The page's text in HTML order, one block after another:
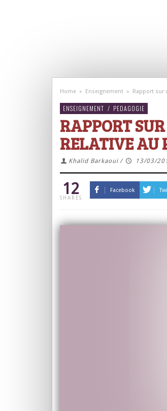
Home » Enseignement » Rapport sur
ENSEIGNEMENT / PEDAGOGIE
RAPPORT
RELATIVE AU
Khalid Barkaoui / 13/03/
12
SHARES
Facebook